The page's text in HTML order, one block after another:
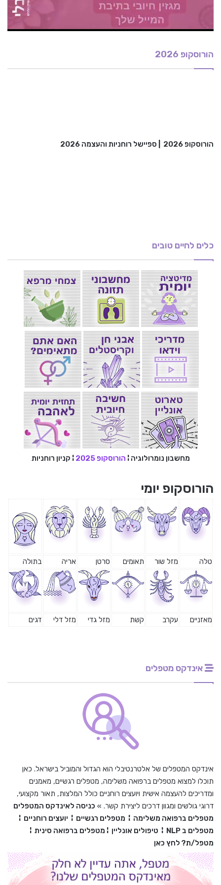
הורוסקופ 2026
הורוסקופ 2026 ספיישל רוחניות והעצמה 2026
כלים לחיים טובים
מחשבון נומרולוגיה ¦ הורוסקופ 2025 ¦ קניון רוחניות
הורוסקופ יומי
טלה מזל שור תאומים סרטן אריה בתולה
מאזניים עקרב קשת מזל גדי מזל דלי דגים
אינדקס מטפלים
אינדקס המטפלים של אלטרנטיבלי הוא הגדול והמוביל בישראל. כאן
תוכלו למצוא מטפלים ברפואה משלימה, מטפלים רגשיים, מאמנים
ומדריכים להעצמה אישית ויועצים רוחניים כולל המלצות, תאור מקצועי,
דרוגי גולשים ומגוון דרכים ליצירת קשר. » כניסה לאינדקס המטפלים
מטפלים ברפואה משלימה ¦ מטפלים רגשיים ¦ יועצים רוחניים ¦
מטפלים ב NLP
¦ טיפולים אונליין ¦ מטפלים ברפואה סינית ¦
מטפל/ת? לחץ כאן